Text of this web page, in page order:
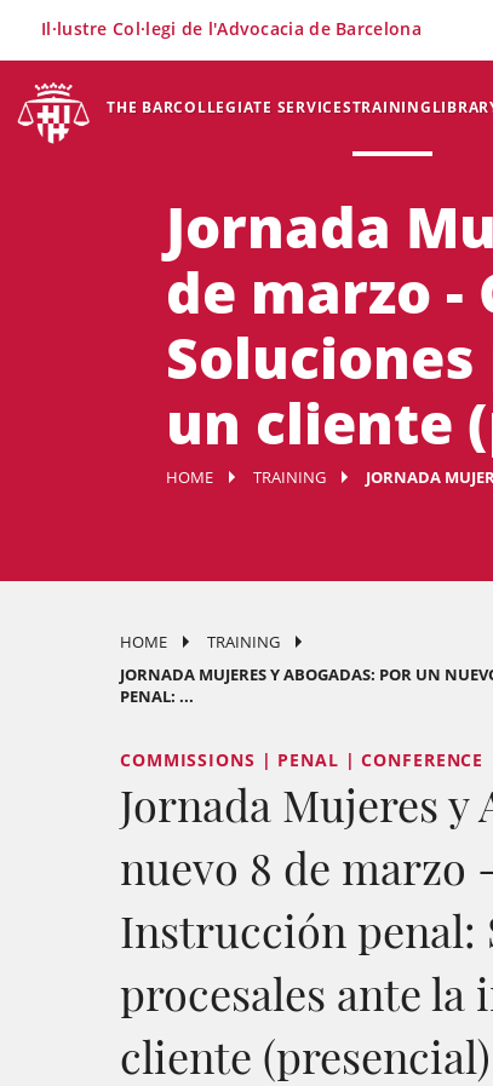
THE BARCOLLEGIATE SERVICESTRAINING
Il·lustre Col·legi de l'Advocacia de Barcelona
Jornada
de marzo
un cliente
HOME TRAINING JORNADA
HOME
TRAINING
JORNADA MUJERES Y ABOGADAS: POR UN
PENAL: ...
COMMISSIONS | PENAL | CONFERENCE
Jornada Mujeres y
nuevo 8 de marzo
Instrucción penal:
procesales ante
cliente (presencial)